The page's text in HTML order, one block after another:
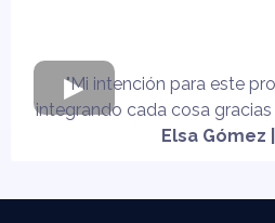
"Mi intención para este
integrando cada cosa gracias
Elsa Gómez